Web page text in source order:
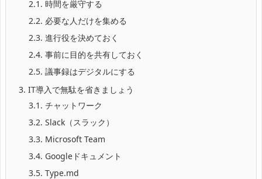
2.1. 時間を厳守する
2.2. 必要な人だけを集める
2.3. 進行役を決めておく
2.4. 事前に目的を共有しておく
2.5. 議事録はデジタルにする
3. IT導入で無駄を省きましょう
3.1. チャットワーク
3.2. Slack（スラック）
3.3. Microsoft Team
3.4. Googleドキュメント
3.5. Type.md